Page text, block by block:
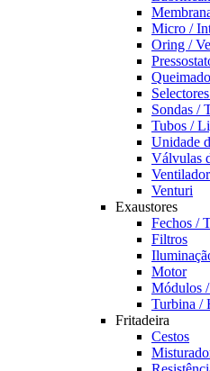
Micro /
Oring /
Sondas /
Tubos /
Unidade
Válvulas
Ventilador
Venturi
Exaustores
Fechos /
Filtros
Motor
Módulos
Turbina /
Fritadeira
Cestos